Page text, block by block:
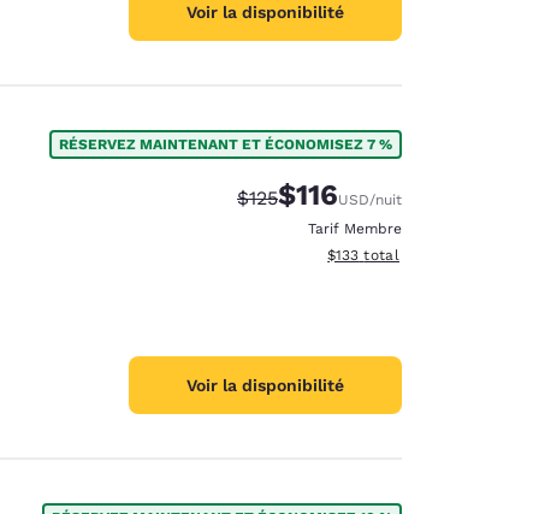
Voir la disponibilité
RÉSERVEZ MAINTENANT ET ÉCONOMISEZ 7 %
Tarif barré :
$125Tarif réduit :
$116USD/nuit
Tarif Membre
Afficher les détails du total
$133 total
Voir la disponibilité